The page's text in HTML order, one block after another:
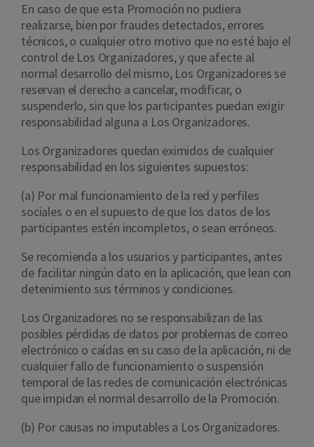
En caso de que esta Promoción no pudiera
realizarse, bien por fraudes detectados, errores
técnicos, o cualquier otro motivo que no esté bajo el
control de Los Organizadores, y que afecte al
normal desarrollo del mismo, Los Organizadores se
reservan el derecho a cancelar, modificar, o
suspenderlo, sin que los participantes puedan exigir
responsabilidad alguna a Los Organizadores.
Los Organizadores quedan eximidos de cualquier
responsabilidad en los siguientes supuestos:
(a) Por mal funcionamiento de la red y perfiles
sociales o en el supuesto de que los datos de los
participantes estén incompletos, o sean erróneos.
Se recomienda a los usuarios y participantes, antes
de facilitar ningún dato en la aplicación, que lean con
detenimiento sus términos y condiciones.
Los Organizadores no se responsabilizan de las
posibles pérdidas de datos por problemas de correo
electrónico o caídas en su caso de la aplicación, ni de
cualquier fallo de funcionamiento o suspensión
temporal de las redes de comunicación electrónicas
que impidan el normal desarrollo de la Promoción.
(b) Por causas no imputables a Los Organizadores.